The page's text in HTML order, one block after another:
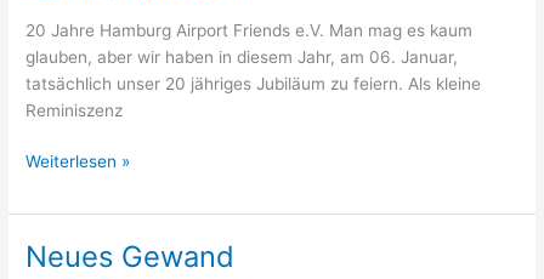
20 Jahre Hamburg Airport Friends e.V. Man mag es kaum
glauben, aber wir haben in diesem Jahr, am 06. Januar,
tatsächlich unser 20 jähriges Jubiläum zu feiern. Als kleine
Reminiszenz
20
Hamburg
Airport
Friends
Weiterlesen »
Neues Gewand